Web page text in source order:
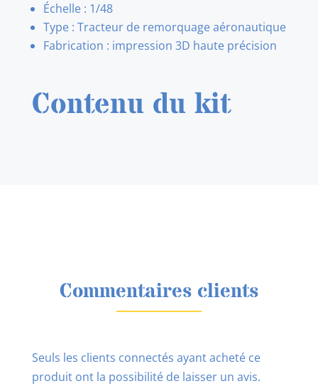
Échelle : 1/48
Type : Tracteur de remorquage aéronautique
Fabrication : impression 3D haute précision
Contenu du kit
Commentaires clients
Seuls les clients connectés ayant acheté ce
produit ont la possibilité de laisser un avis.